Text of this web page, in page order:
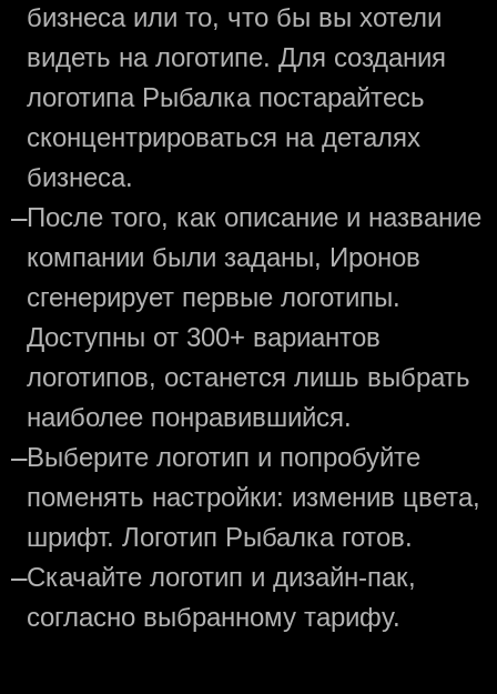
бизнеса или то, что бы вы хотели
видеть на логотипе. Для создания
логотипа Рыбалка постарайтесь
сконцентрироваться на деталях
бизнеса.
—После того, как описание и название
компании были заданы, Иронов
сгенерирует первые логотипы.
Доступны от 300+ вариантов
логотипов, останется лишь выбрать
наиболее понравившийся.
—Выберите логотип и попробуйте
поменять настройки: изменив цвета,
шрифт. Логотип Рыбалка готов.
—Скачайте логотип и дизайн-пак,
согласно выбранному тарифу.